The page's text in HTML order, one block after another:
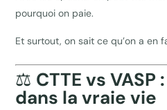
pourquoi on paie.
Et surtout, on sait ce qu’on a en
⚖️ CTTE vs
dans la vraie vie